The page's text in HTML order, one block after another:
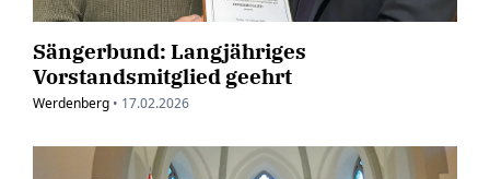
Sängerbund: Langjähriges
Vorstandsmitglied geehrt
Werdenberg • 17.02.2026